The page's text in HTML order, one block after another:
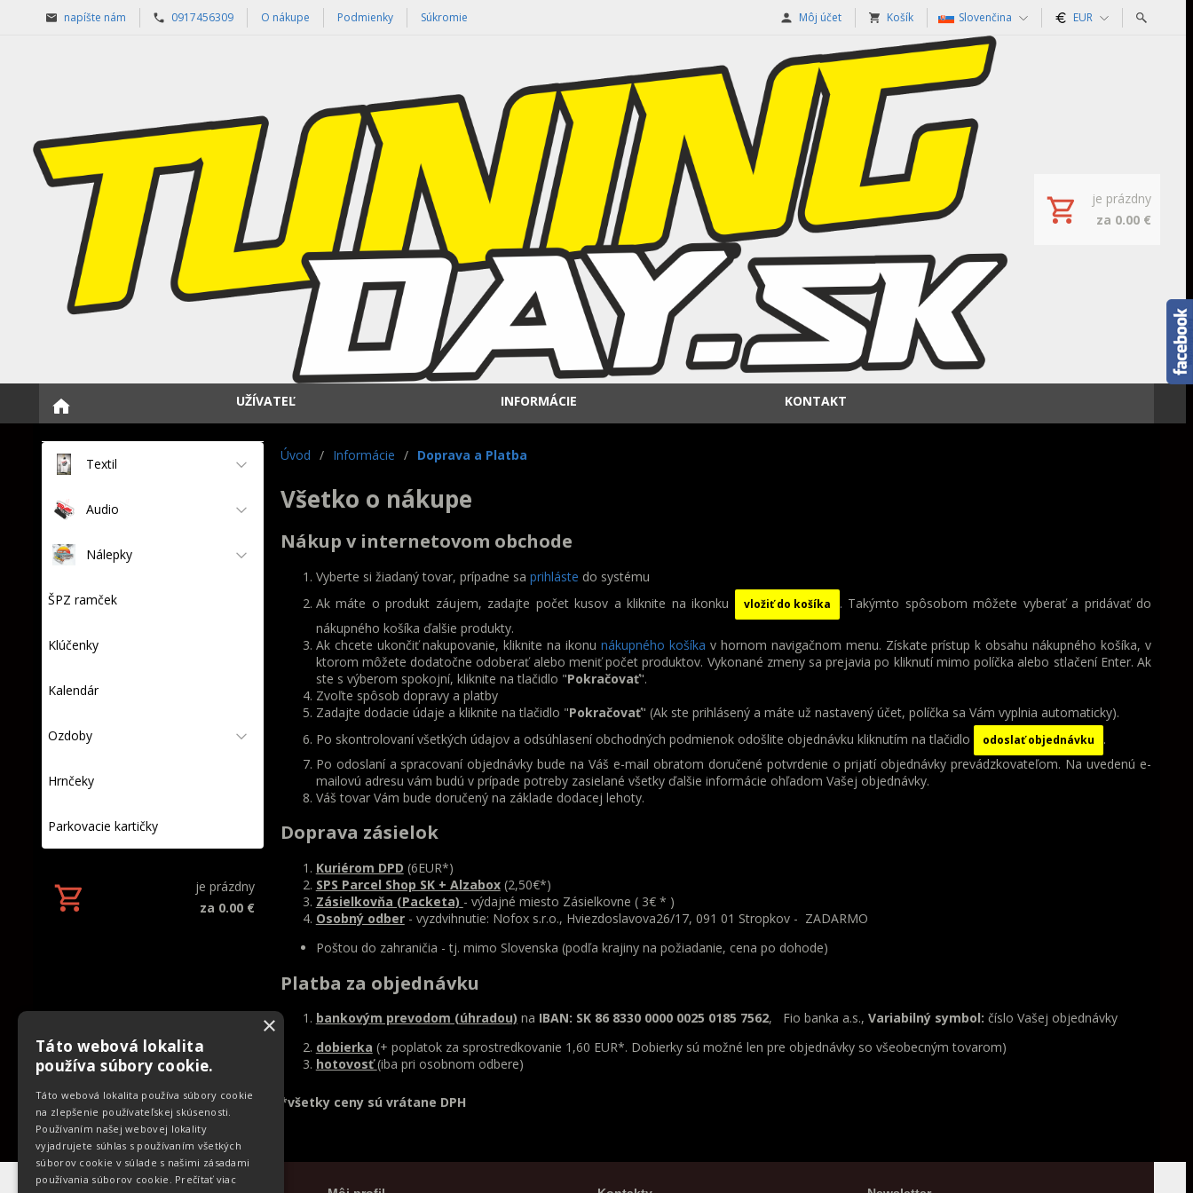
napíšte nám 0917456309 O nákupe Podmienky Súkromie Môj účet Košík Slovenčina EUR
je prázdny
za 0.00 €
UŽÍVATEĽ INFORMÁCIE KONTAKT
Textil
Audio
Nálepky
ŠPZ ramček
Klúčenky
Kalendár
Ozdoby
Hrnčeky
Parkovacie kartičky
je prázdny
za 0.00 €
Úvod / Informácie / Doprava a Platba
Všetko o nákupe
Nákup v internetovom obchode
Vyberte si žiadaný tovar, prípadne sa prihláste do systému
Ak máte o produkt záujem, zadajte počet kusov a kliknite na ikonku
vložiť do košíka
. Takýmto spôsobom môžete vyberať a pridávať do
nákupného košíka ďalšie produkty.
Ak chcete ukončiť nakupovanie, kliknite na ikonunákupného košíka v hornom navigačnom menu. Získate prístup k obsahu nákupného košíka, v
ktorom môžete dodatočne odoberať alebo meniť počet produktov. Vykonané zmeny sa prejavia po kliknutí mimo políčka alebo stlačení Enter. Ak
ste s výberom spokojní, kliknite na tlačidlo "Pokračovať".
Zvoľte spôsob dopravy a platby
Zadajte dodacie údaje a kliknite na tlačidlo "Pokračovať" (Ak ste prihlásený a máte už nastavený účet, políčka sa Vám vyplnia automaticky).
Po skontrolovaní všetkých údajov a odsúhlasení obchodných podmienok odošlite objednávku kliknutím na tlačidlo
odoslať objednávku
.
Po odoslaní a spracovaní objednávky bude na Váš e-mail obratom doručené potvrdenie o prijatí objednávky prevádzkovateľom. Na uvedenú e-
mailovú adresu vám budú v prípade potreby zasielané všetky ďalšie informácie ohľadom Vašej objednávky.
Váš tovar Vám bude doručený na základe dodacej lehoty.
Doprava zásielok
Kuriérom DPD (6EUR*)
SPS Parcel Shop SK + Alzabox(2,50€*)
Zásielkovňa (Packeta) - výdajné miesto Zásielkovne ( 3€ * )
Osobný odber- vyzdvihnutie: Nofox s.r.o., Hviezdoslavova26/17, 091 01 Stropkov - ZADARMO
Poštou do zahraničia - tj. mimo Slovenska (podľa krajiny na požiadanie, cena po dohode)
Platba za objednávku
bankovým prevodom (úhradou) na IBAN: SK 86 8330 0000 0025 0185 7562, Fio banka a.s., Variabilný symbol: číslo Vašej objednávky
dobierka (+ poplatok za sprostredkovanie 1,60 EUR*. Dobierky sú možné len pre objednávky so všeobecným tovarom)
hotovosť(iba pri osobnom odbere)
*všetky ceny sú vrátane DPH
×
Táto webová lokalita
používa súbory cookie.
Táto webová lokalita používa súbory cookie
na zlepšenie používateľskej skúsenosti.
Používaním našej webovej lokality
vyjadrujete súhlas s používaním všetkých
súborov cookie v súlade s našimi zásadami
používania súborov cookie. Prečítať viac